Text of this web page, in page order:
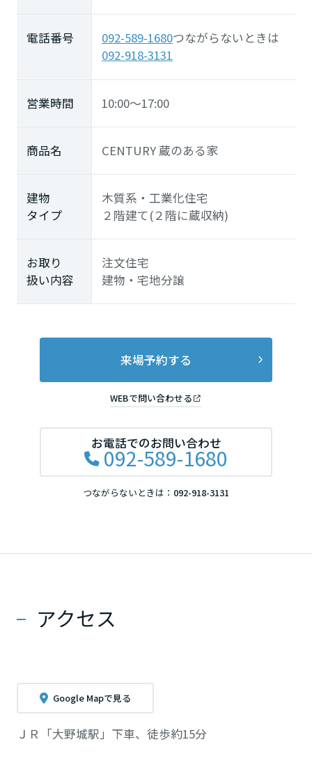
電話番号 092-589-1680つながらないときは
092-918-3131
営業時間 10:00～17:00
商品名 CENTURY 蔵のある家
建物
タイプ
木質系・工業化住宅
２階建て(２階に蔵収納)
お取り
扱い内容
注文住宅
建物・宅地分譲
来場予約する
WEBで問い合わせる
お電話でのお問い合わせ
092-589-1680
つながらないときは： 092-918-3131
アクセス
Google Mapで見る
ＪＲ「大野城駅」下車、徒歩約15分